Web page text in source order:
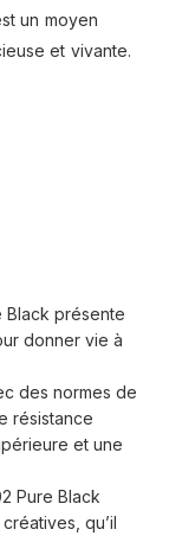
un moyen
et vivante.
Black présente
donner vie à
des normes de
résistance
et une
Pure Black
qu’il